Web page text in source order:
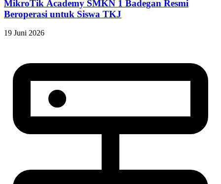
MikroTik Academy SMKN 1 Badegan Resmi
Beroperasi untuk Siswa TKJ
19 Juni 2026